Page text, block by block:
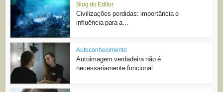
Blog do Editor
Civilizações perdidas: importância e
influência para a...
Autoconhecimento
Autoimagem verdadeira não é
necessariamente funcional